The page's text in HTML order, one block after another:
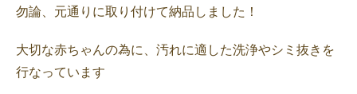
勿論、元通りに取り付けて納品しました！
大切な赤ちゃんの為に、汚れに適した洗浄やシミ抜きを
行なっています